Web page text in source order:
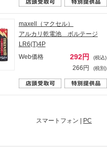
maxell（マクセル）
アルカリ乾電池 ボルテージ
LR6(T)4P
Web価格
292円 (税込)
266円 (税別)
スマートフォン |
PC